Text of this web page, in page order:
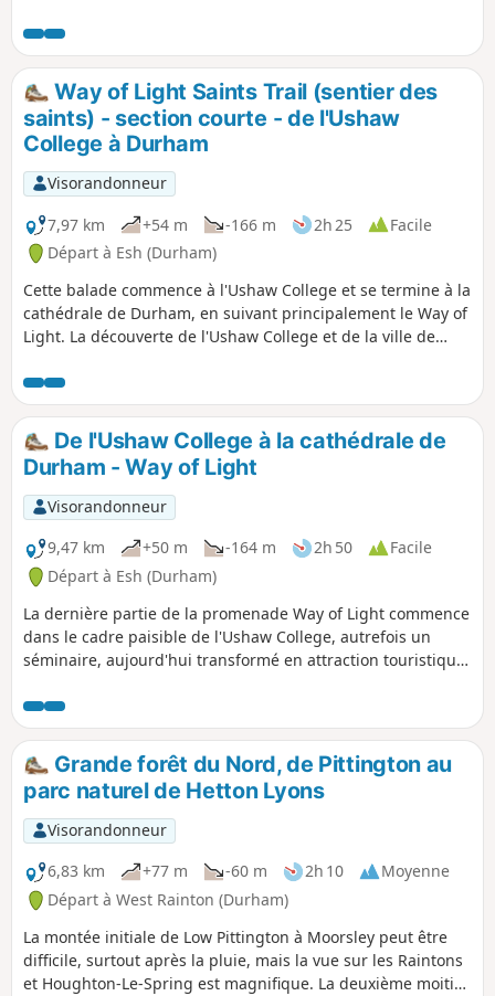
Way of Light Saints Trail (sentier des
saints) - section courte - de l'Ushaw
College à Durham
Visorandonneur
7,97 km
+54 m -166 m 2h 25
Facile
Départ à Esh (Durham)
Cette balade commence à l'Ushaw College et se termine à la
cathédrale de Durham, en suivant principalement le Way of
Light. La découverte de l'Ushaw College et de la ville de
de pistes cyclables et dans la ville elle-même.
De l'Ushaw College à la cathédrale de
Durham - Way of Light
Visorandonneur
9,47 km
+50 m -164 m 2h 50
Facile
Départ à Esh (Durham)
La dernière partie de la promenade Way of Light commence
dans le cadre paisible de l'Ushaw College, autrefois un
séminaire, aujourd'hui transformé en attraction touristique.
comportent des éléments conçus par Augustus Pugin. La
promenade traverse quelques villages autour de la ville
avant de monter vers la cathédrale de Durham.
Grande forêt du Nord, de Pittington au
parc naturel de Hetton Lyons
Visorandonneur
6,83 km
+77 m -60 m 2h 10
Moyenne
Départ à West Rainton (Durham)
La montée initiale de Low Pittington à Moorsley peut être
difficile, surtout après la pluie, mais la vue sur les Raintons
et Houghton-Le-Spring est magnifique. La deuxième moitié